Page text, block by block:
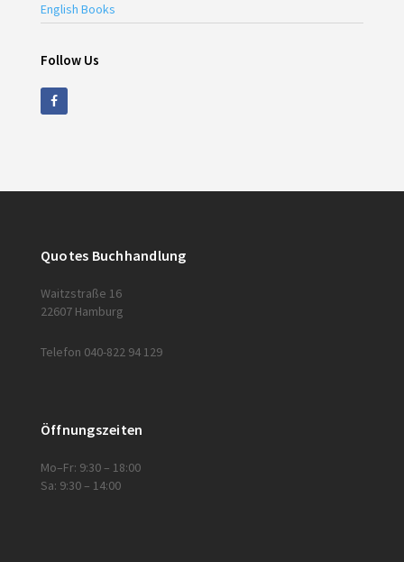
English Books
Follow Us
Quotes Buchhandlung
Waitzstraße 16
22607 Hamburg
Telefon 040-822 94 129
Öffnungszeiten
Mo–Fr: 9:30 – 18:00
Sa: 9:30 – 14:00